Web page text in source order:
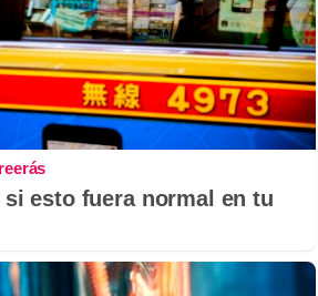
esto fuera normal en tu